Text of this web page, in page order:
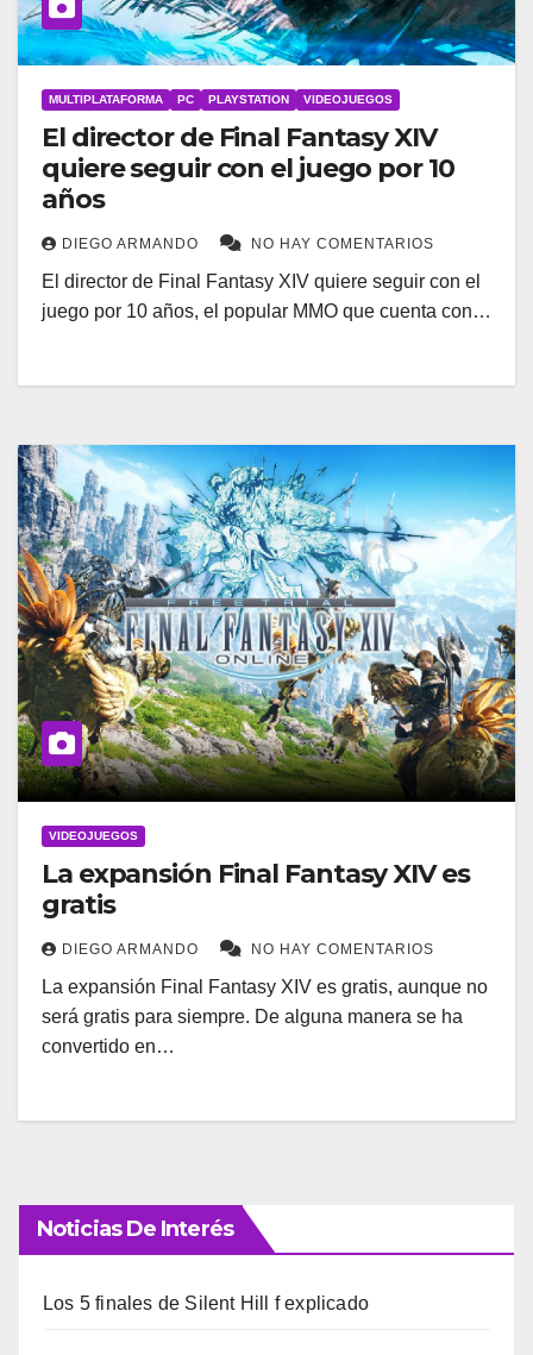
MULTIPLATAFORMA PC PLAYSTATION VIDEOJUEGOS
El director de Final Fantasy XIV
quiere seguir con el juego por 10
años
DIEGO ARMANDO NO HAY COMENTARIOS
El director de Final Fantasy XIV quiere seguir con el
juego por 10 años, el popular MMO que cuenta con…
VIDEOJUEGOS
La expansión Final Fantasy XIV es
gratis
DIEGO ARMANDO NO HAY COMENTARIOS
La expansión Final Fantasy XIV es gratis, aunque no
será gratis para siempre. De alguna manera se ha
convertido en…
Noticias De Interés
Los 5 finales de Silent Hill f explicado